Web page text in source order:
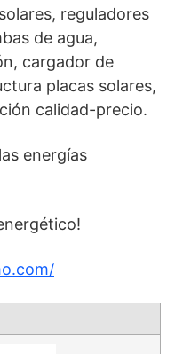
reguladores
de agua,
cargador de
placas solares,
calidad-precio.
energías